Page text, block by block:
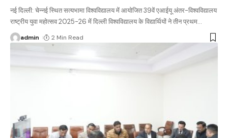
नई दिल्ली: चेन्नई स्थित सत्यभामा विश्वविद्यालय में आयोजित 39वें एआईयू अंतर-विश्वविद्यालय
राष्ट्रीय युवा महोत्सव 2025-26 में दिल्ली विश्वविद्यालय के विद्यार्थियों ने तीन प्रथम…
admin 2 Min Read